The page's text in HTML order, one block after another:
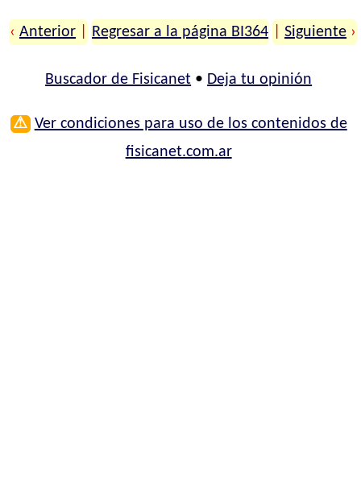
‹ Anterior Regresar a la página BI364 Siguiente ›
Buscador de Fisicanet • Deja tu opinión
⚠ Ver condiciones para uso de los contenidos de
fisicanet.com.ar